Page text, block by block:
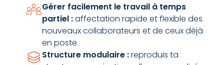
Gérer facilement le travail à temps
partiel :affectation rapide et flexible des
nouveaux collaborateurs et de ceux déjà
en poste.
Structure modulaire :reproduis ta